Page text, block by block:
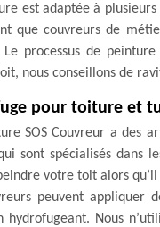
est adaptée à
que couvreurs de
processus de
nous conseillons de
pour toiture et
SOS Couvreur a des
sont spécialisés dans
votre toit alors
peuvent
Nous